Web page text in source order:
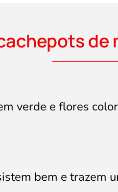
de
verde e flores
bem e trazem